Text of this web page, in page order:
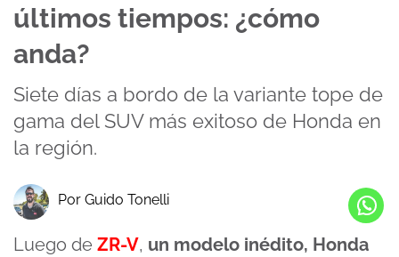
últimos tiempos: ¿cómo
anda?
Siete días a bordo de la variante tope de
gama del SUV más exitoso de Honda en
la región.
Por Guido Tonelli
Luego de ZR-V, un modelo inédito, Honda